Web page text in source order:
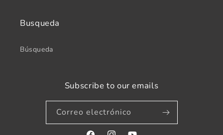
Busqueda
Búsqueda
Subscribe to our emails
Correo electrónico